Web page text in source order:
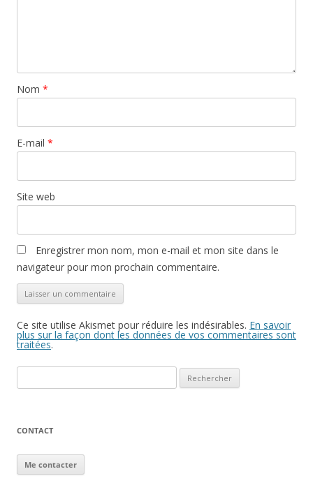
Nom *
E-mail *
Site web
Enregistrer mon nom, mon e-mail et mon site dans le
navigateur pour mon prochain commentaire.
Ce site utilise Akismet pour réduire les indésirables. En savoir
plus sur la façon dont les données de vos commentaires sont
traitées.
CONTACT
Me contacter